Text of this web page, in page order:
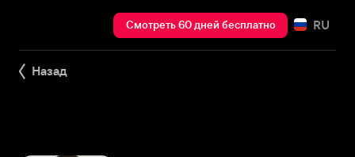
Смотреть 60 дней бесплатно RU
Назад